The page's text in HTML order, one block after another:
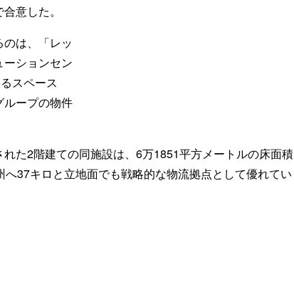
意した。
は、「レッ
ーションセン
スペース
ループの物件
た2階建ての同施設は、6万1851平方メートルの床面積
へ37キロと立地面でも戦略的な物流拠点として優れてい